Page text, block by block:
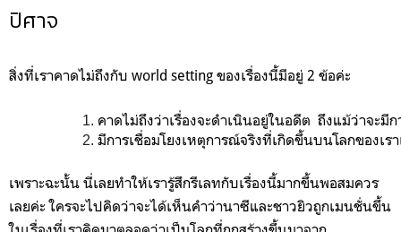
ปิศาจ
สิ่งที่เราคาดไม่ถึงกับ world setting ของเรื่องนี้มีอยู่ 2 ข้อค่ะ
คาดไม่ถึงว่าเรื่องจะดำเนินอยู่ในอดีต ถึงแม้ว่าจะมี
มีการเชื่อมโยงเหตุการณ์จริงที่เกิดขึ้นบนโลกของเรา
เพราะฉะนั้น นี่เลยทำให้เรารู้สึกรีเลทกับเรื่องนี้มากขึ้นพอสมควร
เลยค่ะ ใครจะไปคิดว่าจะได้เห็นคำว่านาซีและชาวยิวถูกเมนชั่นขึ้น